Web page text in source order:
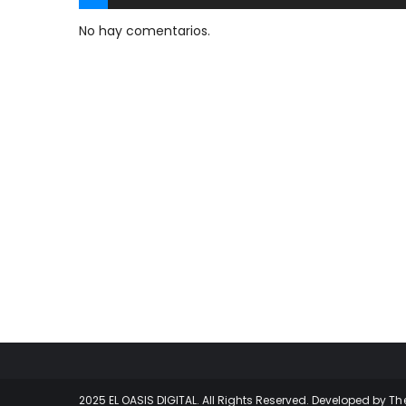
No hay comentarios.
2025 EL OASIS DIGITAL. All Rights Reserved. Developed by